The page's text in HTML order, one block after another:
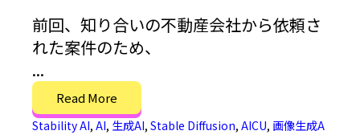
前回、知り合いの不動産会社から依頼さ
れた案件のため、
...
Read More
Stability AI, AI, 生成AI, Stable Diffusion, AICU, 画像生成A